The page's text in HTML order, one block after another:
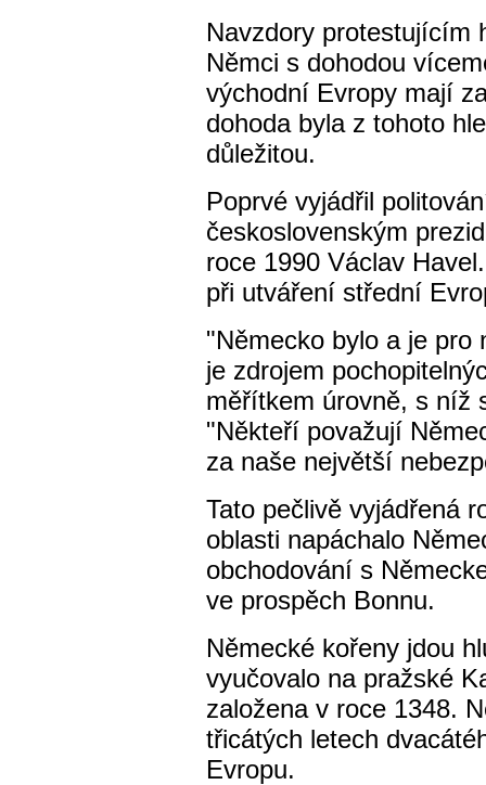
Navzdory protestujícím
Němci s dohodou
východní Evropy mají
dohoda byla z tohoto
důležitou.
Poprvé vyjádřil
československým
roce 1990 Václav
při utváření střední
"Německo bylo a je pro
je zdrojem
měřítkem úrovně, s níž
"Někteří považují
za naše největší
Tato pečlivě vyjádřená
oblasti napáchalo
obchodování s
ve prospěch Bonnu.
Německé kořeny jdou
vyučovalo na pražské
založena v roce 1348.
třicátých letech
Evropu.